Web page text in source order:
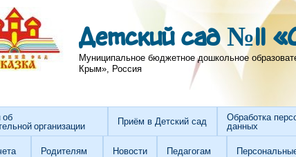
Детский сад №11
Муниципальное бюджетное дошкольное
Крым», Россия
об
организации
Приём в Детский сад
Обработка
данных
Родителям Новости Педагогам